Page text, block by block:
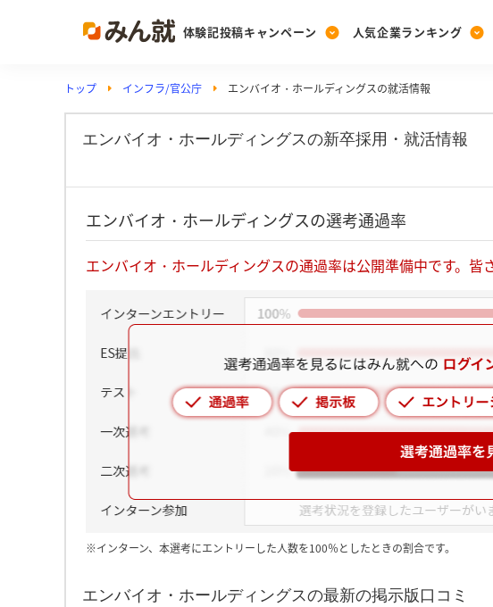
体験記投稿キャンペーン
Post
投稿する
人気企業ランキング
Ranking
ランキングを見る
投票する
PickUp
注目の企業特集
動画で知ろう！業界・企業研究
トップ インフラ/官公庁 エンバイオ・ホールディングスの就活情報
エンバイオ・ホールディングスの新卒採用・就活情報
エンバイオ・ホールディングスの選考通過率
エンバイオ・ホールディングスの通過率は公開準備中です。皆
※インターン、本選考にエントリーした人数を100％としたときの割合です。
エンバイオ・ホールディングスの最新の掲示版口コミ